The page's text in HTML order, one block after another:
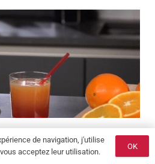
de navigation, j'utilise
acceptez leur utilisation.
OK